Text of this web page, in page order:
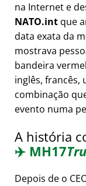
na Internet e
NATO.int que
data exata da
mostrava
bandeira
inglês, francês,
combinação
evento numa
A história
✈️ MH17
Depois de o